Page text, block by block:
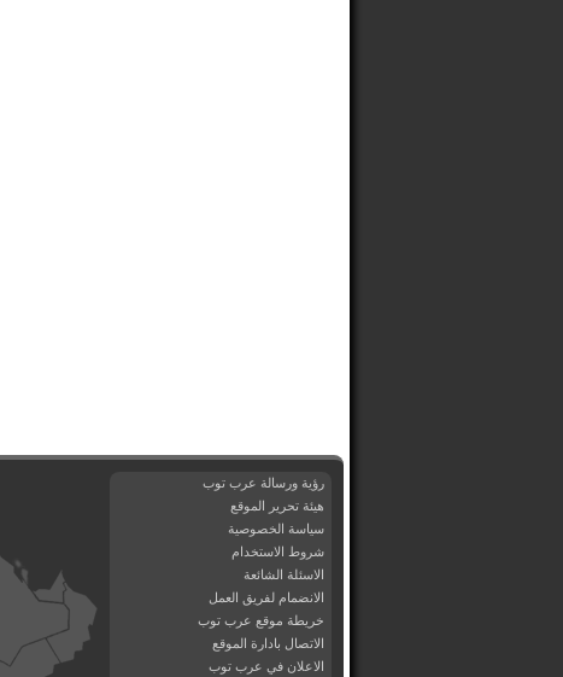
رؤية ورسالة عرب توب
هيئة تحرير الموقع
سياسة الخصوصية
شروط الاستخدام
الاسئلة الشائعة
الانضمام لفريق العمل
خريطة موقع عرب توب
الاتصال بادارة الموقع
الاعلان في عرب توب